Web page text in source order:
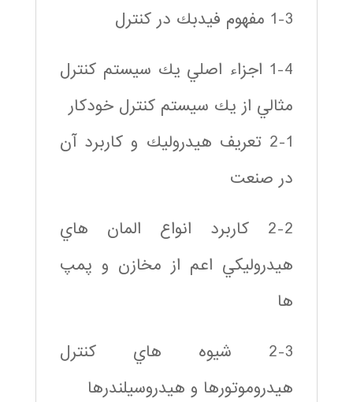
1-3 مفهوم فيدبك در كنترل
1-4 اجزاء اصلي يك سيستم كنترل
مثالي از يك سيستم كنترل خودكار
2-1 تعريف هيدروليك و كاربرد آن
در صنعت
2-2 كاربرد انواع المان هاي
هيدروليكي اعم از مخازن و پمپ
ها
2-3 شيوه هاي كنترل
هيدروموتورها و هيدروسيلندرها